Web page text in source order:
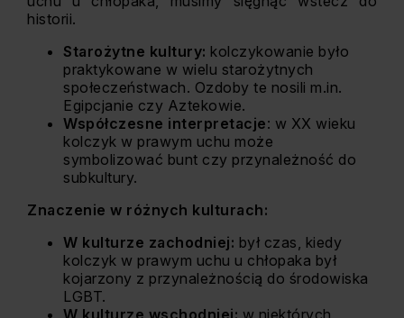
historii.
Starożytne kultury: kolczykowanie było
praktykowane w wielu starożytnych
społeczeństwach. Ozdoby te nosili m.in.
Egipcjanie czy Aztekowie.
Współczesne interpretacje: w XX wieku
kolczyk w prawym uchu może
symbolizować bunt czy przynależność do
subkultury.
Znaczenie w różnych kulturach:
W kulturze zachodniej: był czas, kiedy
kolczyk w prawym uchu u chłopaka był
kojarzony z przynależnością do środowiska
LGBT.
W kulturze wschodniej: w niektórych